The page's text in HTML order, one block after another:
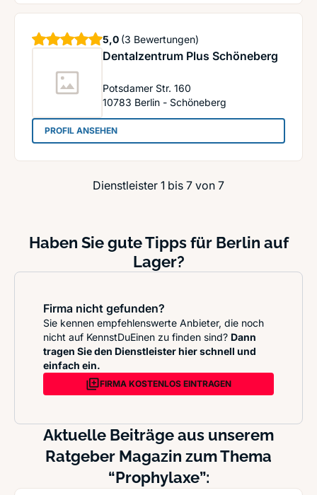
Dentalzentrum Plus Schöneberg
Potsdamer Str. 160
10783 Berlin - Schöneberg
5,0 Sterne
(3 Bewertungen)
PROFIL ANSEHEN: Dentalzentrum Plus Schöneberg
Dienstleister 1 bis 7 von 7
Haben Sie gute Tipps für Berlin auf
Lager?
Firma nicht gefunden?
Sie kennen empfehlenswerte Anbieter, die noch
nicht auf KennstDuEinen zu finden sind? Dann
tragen Sie den Dienstleister hier schnell und
einfach ein.
FIRMA KOSTENLOS EINTRAGEN
Aktuelle Beiträge aus unserem
Ratgeber Magazin zum Thema
“Prophylaxe”: